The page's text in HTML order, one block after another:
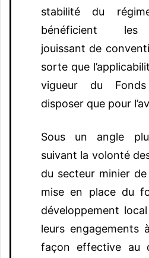
stabilité du
bénéficient les
jouissant de
sorte que
vigueur du
disposer que pour
Sous un angle
suivant la volonté
du secteur minier
mise en place du
développement
leurs engagements
façon effective au